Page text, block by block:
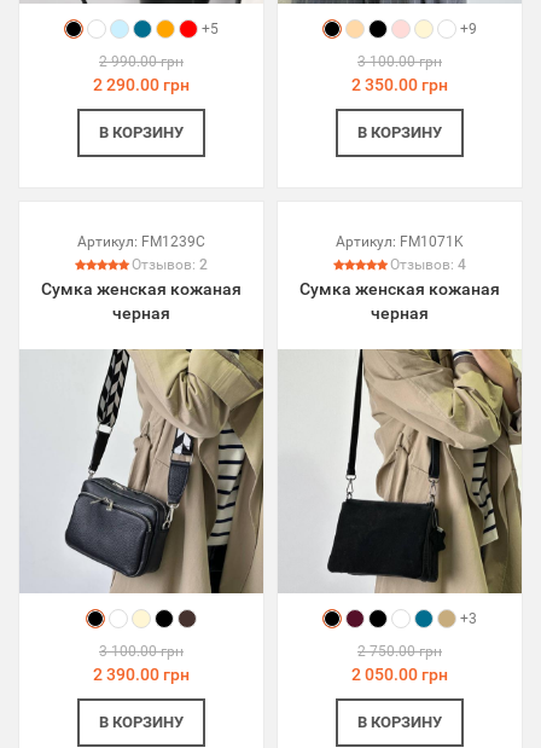
+5
2 990.00 грн
2 290.00 грн
В КОРЗИНУ
+9
3 100.00 грн
2 350.00 грн
В КОРЗИНУ
Артикул: FM1239C
Отзывов: 2
Сумка женская кожаная
черная
3 100.00 грн
2 390.00 грн
В КОРЗИНУ
Артикул: FM1071K
Отзывов: 4
Сумка женская кожаная
черная
+3
2 750.00 грн
2 050.00 грн
В КОРЗИНУ